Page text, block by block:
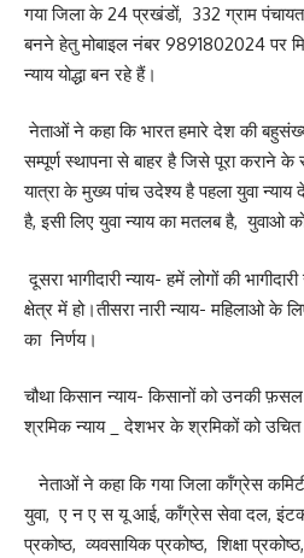
गया जिला के 24 प्रखंडों, 332 ग्राम
बनने हेतु मोबाइल नंबर 9891802024 पर
न्याय योद्धा बन रहे हैं।
नेताओं ने कहा कि भारत हमारे देश की
सम्पूर्ण स्थापना से बाहर है जिसे पूरा कराने
यात्रा के मुख्य पांच उदेश्य है पहला युवा
है, इसी लिए युवा न्याय का मतलब है, युवाओ
दूसरा भागीदारी न्याय- हमें लोगों की
क्षेत्र में हो।तीसरा नारी न्याय- महिलाओ के
का निर्णय।
चौथा किसान न्याय- किसानों को उनकी
श्रमिक न्याय _ देशभर के श्रमिकों को उचित
नेताओं ने कहा कि गया जिला कॉंग्रेस
युवा, ए न ए स यू आई, कॉंग्रेस सेवा दल,
प्रकोष्ठ, व्यवसायिक प्रकोष्ठ, शिक्षा